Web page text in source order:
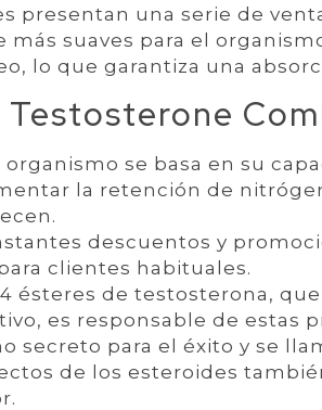
presentan una serie de
más suaves para el
lo que garantiza una
organismo se basa en su
la retención de
descuentos y
clientes habituales.
ésteres de testosterona,
es responsable de estas
secreto para el éxito y se
de los esteroides